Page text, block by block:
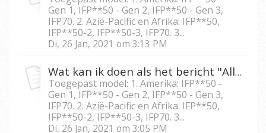
Gen 1, IFP**50 - Gen 2, IFP**50 - Gen 3,
IFP70. 2. Azië-Pacific en Afrika: IFP**50,
IFP**50-2, IFP**50-3, IFP70. 3...
Di, 26 Jan, 2021 om 3:13 PM
Wat kan ik doen als het bericht "All functions locked", oftewel ‘’Alle functies vergrendeld’’, op de IFP5550/IFP6550/IFP7550/IFP8650 verschijnt?
Toegepast model: 1. Amerika: IFP**50 -
Gen 1, IFP**50 - Gen 2, IFP**50 - Gen 3,
IFP70. 2. Azië-Pacific en Afrika: IFP**50,
IFP**50-2, IFP**50-3, IFP70. 3...
Di, 26 Jan, 2021 om 3:05 PM